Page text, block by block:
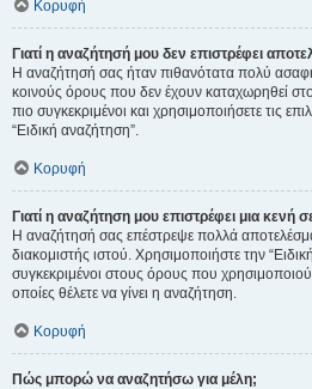
Κορυφή
Γιατί η αναζήτησή μου δεν επιστρέφει
Η αναζήτησή σας ήταν πιθανότατα πολύ
κοινούς όρους που δεν έχουν καταχωρηθεί
πιο συγκεκριμένοι και χρησιμοποιήσετε τις
“Ειδική αναζήτηση”.
Κορυφή
Γιατί η αναζήτηση μου επιστρέφει μια κενή
Η αναζήτησή σας επέστρεψε πολλά
διακομιστής ιστού. Χρησιμοποιήστε την
συγκεκριμένοι στους όρους που
οποίες θέλετε να γίνει η αναζήτηση.
Κορυφή
Πώς μπορώ να αναζητήσω για μέλη;